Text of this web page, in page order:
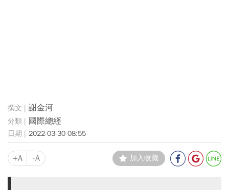
謝金河
國際總經
2022-03-30 08:55
+A -A 加入收藏